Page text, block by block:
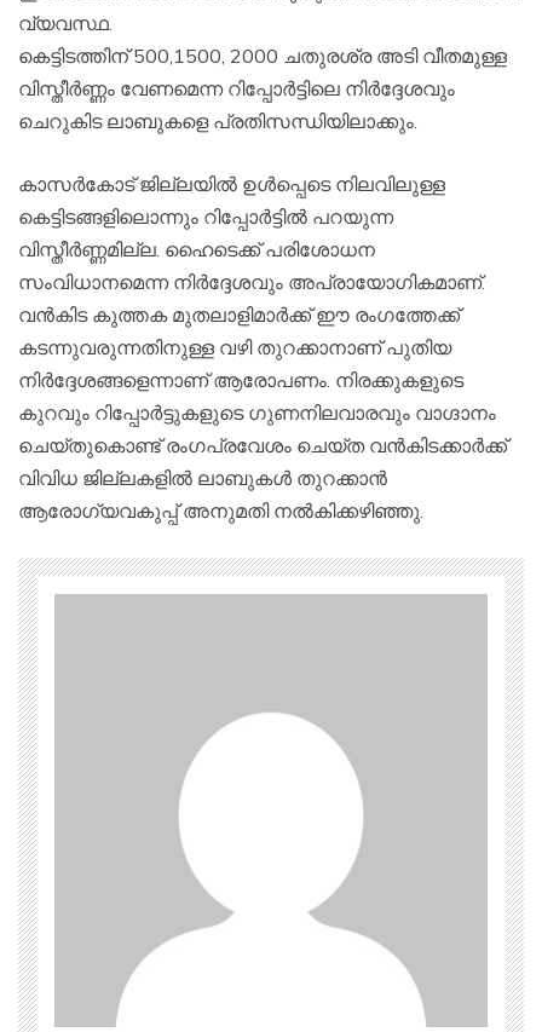
വ്യവസ്ഥ.
കെട്ടിടത്തിന് 500,1500, 2000 ചതുരശ്ര അടി വീതമുള്ള
വിസ്തീര്‍ണ്ണം വേണമെന്ന റിപ്പോര്‍ട്ടിലെ നിര്‍ദ്ദേശവും
ചെറുകിട ലാബുകളെ പ്രതിസന്ധിയിലാക്കും.
കാസര്‍കോട് ജില്ലയില്‍ ഉള്‍പ്പെടെ നിലവിലുള്ള
കെട്ടിടങ്ങളിലൊന്നും റിപ്പോര്‍ട്ടില്‍ പറയുന്ന
വിസ്തീര്‍ണ്ണമില്ല. ഹൈടെക്ക് പരിശോധന
സംവിധാനമെന്ന നിര്‍ദ്ദേശവും അപ്രായോഗികമാണ്.
വന്‍കിട കുത്തക മുതലാളിമാര്‍ക്ക് ഈ രംഗത്തേക്ക്
കടന്നുവരുന്നതിനുള്ള വഴി തുറക്കാനാണ് പുതിയ
നിര്‍ദ്ദേശങ്ങളെന്നാണ് ആരോപണം. നിരക്കുകളുടെ
കുറവും റിപ്പോര്‍ട്ടുകളുടെ ഗുണനിലവാരവും വാഗ്ദാനം
ചെയ്തുകൊണ്ട് രംഗപ്രവേശം ചെയ്ത വന്‍കിടക്കാര്‍ക്ക്
വിവിധ ജില്ലകളില്‍ ലാബുകള്‍ തുറക്കാന്‍
ആരോഗ്യവകുപ്പ് അനുമതി നല്‍കിക്കഴിഞ്ഞു.